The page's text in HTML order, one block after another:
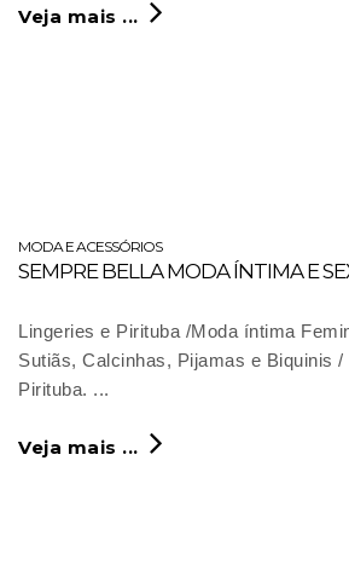
Veja mais ...
MODA E ACESSÓRIOS
SEMPRE BELLA MODA ÍNTIMA E
Lingeries e Pirituba /Moda íntima
Sutiãs, Calcinhas, Pijamas e Biquinis /
Pirituba. ...
Veja mais ...